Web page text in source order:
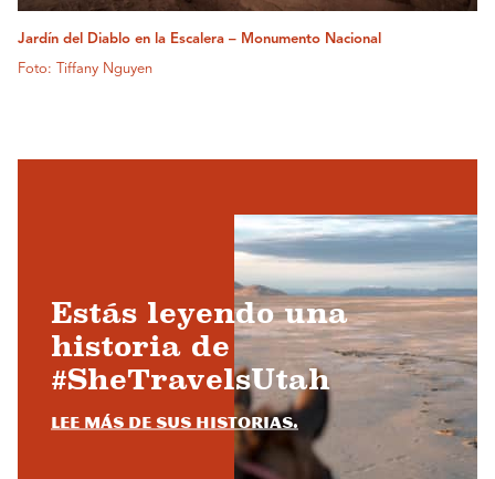
Jardín del Diablo en la Escalera – Monumento Nacional
Foto: Tiffany Nguyen
Estás leyendo una
historia de
#SheTravelsUtah
Lee más de sus historias.